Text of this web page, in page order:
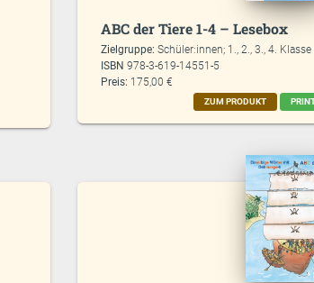
ABC der Tiere 1-4 – Lesebox
Zielgruppe:Schüler:innen; 1., 2., 3., 4. Klasse
ISBN978-3-619-14551-5
Preis: 175,00 €
ZUM PRODUKT